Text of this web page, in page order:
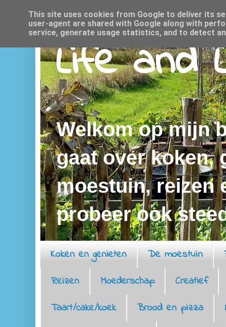
Life and
Welkom op mijn
gaat over koken,
moestuin, reizen
probeer ook
Koken en genieten De moestuin
Reizen
Moederschap
Creatief
Taart/cake/koek
Brood en pizza
This site uses cookies from Google to deliver its
user-agent are shared with Google along with
service, generate usage statistics, and to detect